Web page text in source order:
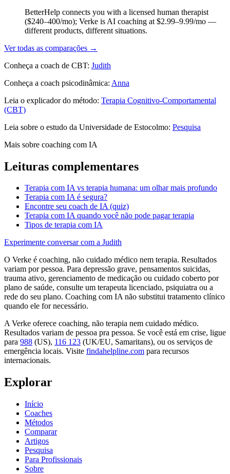
BetterHelp connects you with a licensed human therapist
($240–400/mo); Verke is AI coaching at $2.99–9.99/mo —
different products, different situations.
Ver todas as comparações →
Conheça a coach de CBT: Judith
Conheça a coach psicodinâmica: Anna
Leia o explicador do método: Terapia Cognitivo-Comportamental
(CBT)
Leia sobre o estudo da Universidade de Estocolmo: Pesquisa
Mais sobre coaching com IA
Leituras complementares
Terapia com IA vs terapia humana: um olhar mais profundo
Terapia com IA é segura?
Encontre seu coach de IA (quiz)
Terapia com IA quando você não pode pagar terapia
Tipos de terapia com IA
Experimente conversar com a Judith
O Verke é coaching, não cuidado médico nem terapia. Resultados
variam por pessoa. Para depressão grave, pensamentos suicidas,
trauma ativo, gerenciamento de medicação ou cuidado coberto por
plano de saúde, consulte um terapeuta licenciado, psiquiatra ou a
rede do seu plano. Coaching com IA não substitui tratamento clínico
quando ele for necessário.
A Verke oferece coaching, não terapia nem cuidado médico.
Resultados variam de pessoa pra pessoa. Se você está em crise, ligue
para 988 (US), 116 123 (UK/EU, Samaritans), ou os serviços de
emergência locais. Visite findahelpline.com para recursos
internacionais.
Explorar
Início
Coaches
Métodos
Comparar
Artigos
Pesquisa
Para Profissionais
Sobre